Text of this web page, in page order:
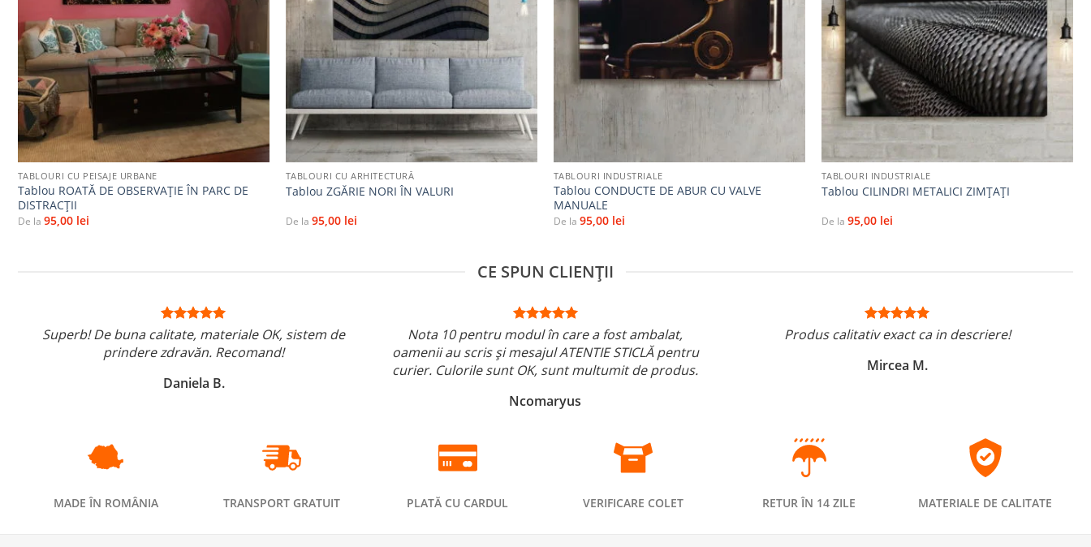
favorite
+
TABLOURI CU PEISAJE URBANE
Tablou ROATĂ DE OBSERVAȚIE ÎN PARC DE
DISTRACȚII
De la 95,00 lei
favorite
+
TABLOURI CU ARHITECTURĂ
Tablou ZGĂRIE NORI ÎN VALURI
De la 95,00 lei
favorite
TABLOURI INDUSTRIALE
Tablou CONDUCTE DE ABUR CU VALVE
MANUALE
De la 95,00 lei
favorite
TABLOURI INDUSTRIALE
Tablou CILINDRI METALICI ZIMȚAȚI
De la 95,00 lei
CE SPUN CLIENȚII
Superb! De buna calitate, materiale OK, sistem de
prindere zdravăn. Recomand!
Daniela B.
Nota 10 pentru modul în care a fost ambalat,
oamenii au scris și mesajul ATENTIE STICLĂ pentru
curier. Culorile sunt OK, sunt multumit de produs.
Ncomaryus
Produs calitativ exact ca in descriere!
Mircea M.
MADE ÎN ROMÂNIA TRANSPORT GRATUIT PLATĂ CU CARDUL VERIFICARE COLET RETUR ÎN 14 ZILE MATERIALE DE CALITATE